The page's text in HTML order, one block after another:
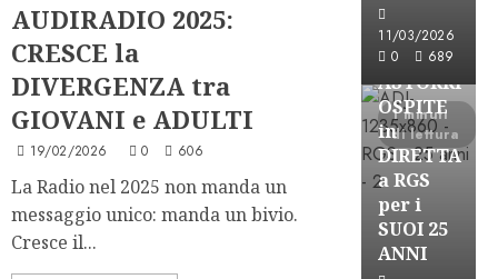
AUDIRADIO 2025:
CRESCE la
DIVERGENZA tra
GIOVANI e ADULTI
19/02/2026 0 606
La Radio nel 2025 non manda un
messaggio unico: manda un bivio.
Cresce il...
11/03/2026
0
689
1 minuti
di lettura
Astorri News
FREE
ASTORRI
OSPITE
in
DIRETTA
a RGS
per i
SUOI 25
ANNI